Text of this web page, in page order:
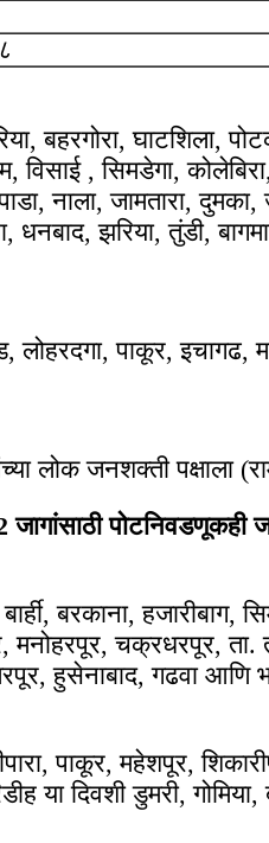
बहरगोरा, घाटशिला,
, सिमडेगा,
नाला, जामतारा,
धनबाद, झरिया, तुंडी,
लोहरदगा, पाकूर,
लोक जनशक्ती पक्षाला
पोटनिवडणूकही
बरकाना, हजारीबाग,
चक्रधरपूर, ता.
हुसेनाबाद, गढवा आणि
पाकूर, महेशपूर,
दिवशी डुमरी, गोमिया,